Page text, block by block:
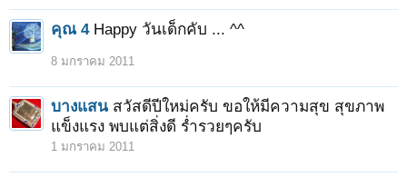
คุณ 4 Happy วันเด็กคับ ... ^^
8 มกราคม 2011
บางแสน สวัสดีปีใหม่ครับ ขอให้มีความสุข สุขภาพ
แข็งแรง พบแต่สิ่งดี ร่ำรวยๆครับ
1 มกราคม 2011